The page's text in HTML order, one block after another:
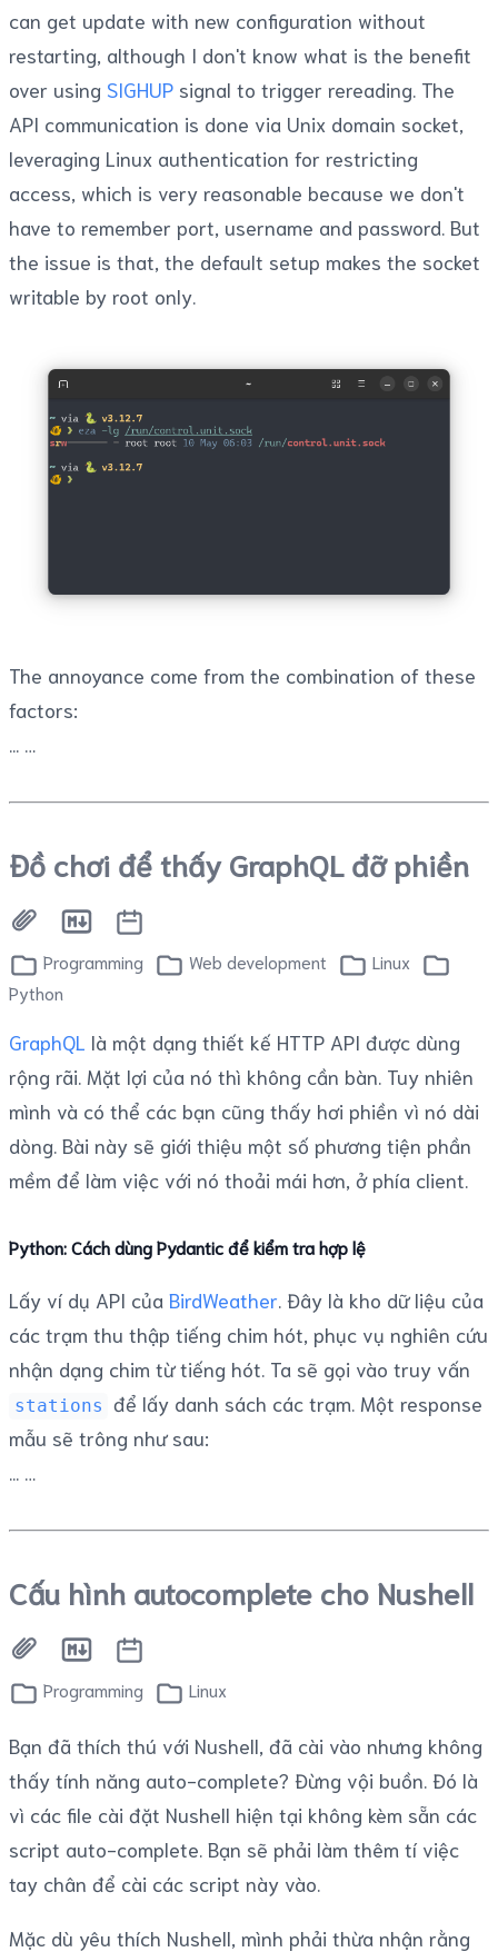
can get update with new configuration without
restarting, although I don't know what is the benefit
over using SIGHUP signal to trigger rereading. The
API communication is done via Unix domain socket,
leveraging Linux authentication for restricting
access, which is very reasonable because we don't
have to remember port, username and password. But
the issue is that, the default setup makes the socket
writable by root only.
The annoyance come from the combination of these
factors:
...
Đồ chơi để thấy GraphQL đỡ phiền
Programming Web development
Linux
Python
GraphQL là một dạng thiết kế HTTP API được dùng
rộng rãi. Mặt lợi của nó thì không cần bàn. Tuy nhiên
mình và có thể các bạn cũng thấy hơi phiền vì nó dài
dòng. Bài này sẽ giới thiệu một số phương tiện phần
mềm để làm việc với nó thoải mái hơn, ở phía client.
Python: Cách dùng Pydantic để kiểm tra hợp lệ
Lấy ví dụ API của BirdWeather. Đây là kho dữ liệu của
các trạm thu thập tiếng chim hót, phục vụ nghiên cứu
nhận dạng chim từ tiếng hót. Ta sẽ gọi vào truy vấn
stations để lấy danh sách các trạm. Một response
mẫu sẽ trông như sau:
...
Cấu hình autocomplete cho Nushell
Programming Linux
Bạn đã thích thú với Nushell, đã cài vào nhưng không
thấy tính năng auto-complete? Đừng vội buồn. Đó là
vì các file cài đặt Nushell hiện tại không kèm sẵn các
script auto-complete. Bạn sẽ phải làm thêm tí việc
tay chân để cài các script này vào.
Mặc dù yêu thích Nushell, mình phải thừa nhận rằng